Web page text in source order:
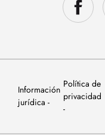
Información
jurídica
Política de
privacidad